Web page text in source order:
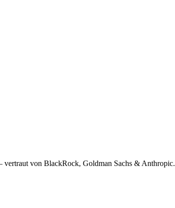
von BlackRock, Goldman Sachs & Anthropic.